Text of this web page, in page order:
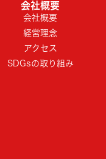
会社概要
会社概要
経営理念
アクセス
SDGsの取り組み